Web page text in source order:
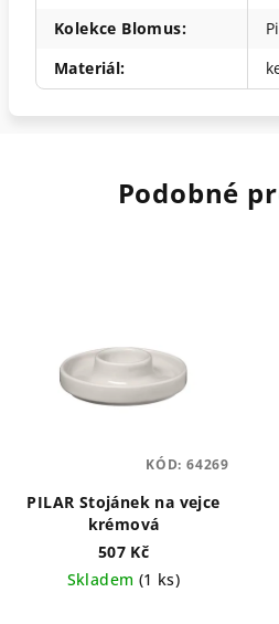
Kolekce Blomus:
Materiál:
Podobné
PILAR Stojánek na vejce
krémová
507 Kč
Skladem (1 ks)
KÓD: 64269